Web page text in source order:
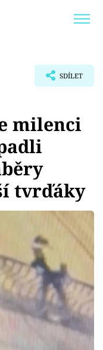
SDÍLET
milenci
tvrďáky